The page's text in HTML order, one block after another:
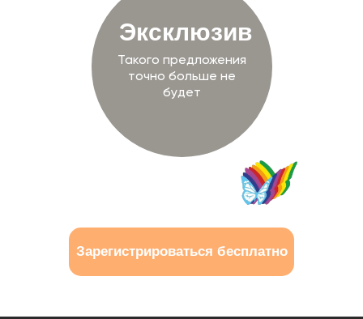
Зарегистрироваться бесплатно
Эксклюзив
Такого предложения
точно больше не
будет